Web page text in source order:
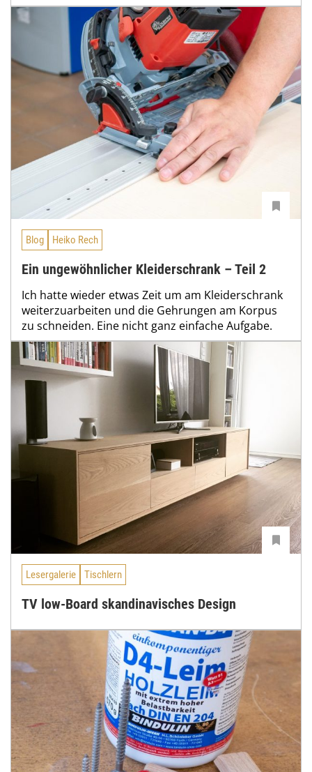
Blog Heiko Rech
Ein ungewöhnlicher Kleiderschrank – Teil 2
Ich hatte wieder etwas Zeit um am Kleiderschrank
weiterzuarbeiten und die Gehrungen am Korpus
zu schneiden. Eine nicht ganz einfache Aufgabe.
Lesergalerie Tischlern
TV low-Board skandinavisches Design